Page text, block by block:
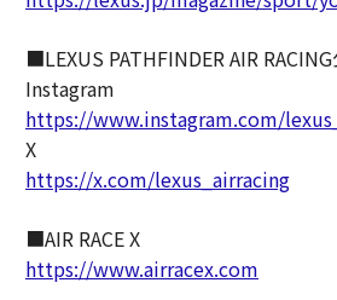
■LEXUS PATHFINDER AIR
Instagram
https://www.instagram.com/
X
https://x.com/lexus_airracing
■AIR RACE X
https://www.airracex.com